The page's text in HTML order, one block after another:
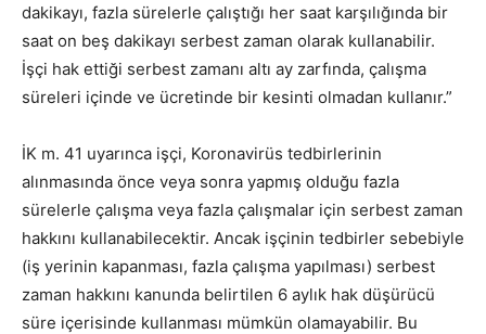
dakikayı, fazla sürelerle çalıştığı her saat karşılığında bir
saat on beş dakikayı serbest zaman olarak kullanabilir.
İşçi hak ettiği serbest zamanı altı ay zarfında, çalışma
süreleri içinde ve ücretinde bir kesinti olmadan kullanır.”
İK m. 41 uyarınca işçi, Koronavirüs tedbirlerinin
alınmasında önce veya sonra yapmış olduğu fazla
sürelerle çalışma veya fazla çalışmalar için serbest zaman
hakkını kullanabilecektir. Ancak işçinin tedbirler sebebiyle
(iş yerinin kapanması, fazla çalışma yapılması) serbest
zaman hakkını kanunda belirtilen 6 aylık hak düşürücü
süre içerisinde kullanması mümkün olamayabilir. Bu